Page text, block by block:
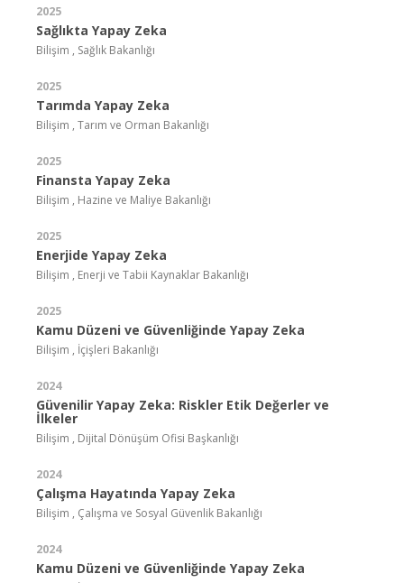
2025
Sağlıkta Yapay Zeka
Bilişim , Sağlık Bakanlığı
2025
Tarımda Yapay Zeka
Bilişim , Tarım ve Orman Bakanlığı
2025
Finansta Yapay Zeka
Bilişim , Hazine ve Maliye Bakanlığı
2025
Enerjide Yapay Zeka
Bilişim , Enerji ve Tabii Kaynaklar Bakanlığı
2025
Kamu Düzeni ve Güvenliğinde Yapay Zeka
Bilişim , İçişleri Bakanlığı
2024
Güvenilir Yapay Zeka: Riskler Etik Değerler ve
İlkeler
Bilişim , Dijital Dönüşüm Ofisi Başkanlığı
2024
Çalışma Hayatında Yapay Zeka
Bilişim , Çalışma ve Sosyal Güvenlik Bakanlığı
2024
Kamu Düzeni ve Güvenliğinde Yapay Zeka